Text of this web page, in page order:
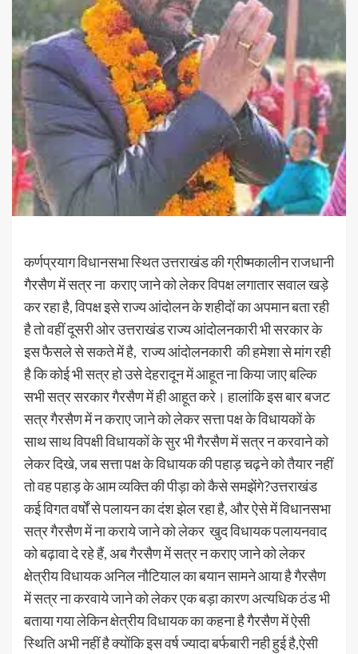
कर्णप्रयाग विधानसभा स्थित उत्तराखंड की ग्रीष्मकालीन राजधानी
गैरसैण में सत्र ना कराए जाने को लेकर विपक्ष लगातार सवाल खड़े
कर रहा है, विपक्ष इसे राज्य आंदोलन के शहीदों का अपमान बता रही
है तो वहीं दूसरी ओर उत्तराखंड राज्य आंदोलनकारी भी सरकार के
इस फैसले से सकते में है, राज्य आंदोलनकारी की हमेशा से मांग रही
है कि कोई भी सत्र हो उसे देहरादून में आहूत ना किया जाए बल्कि
सभी सत्र सरकार गैरसैण में ही आहूत करे। हालांकि इस बार बजट
सत्र गैरसैण में न कराए जाने को लेकर सत्ता पक्ष के विधायकों के
साथ साथ विपक्षी विधायकों के सुर भी गैरसैण में सत्र न करवाने को
लेकर दिखे, जब सत्ता पक्ष के विधायक की पहाड़ चढ़ने को तैयार नहीं
तो वह पहाड़ के आम व्यक्ति की पीड़ा को कैसे समझेंगे?उत्तराखंड
कई विगत वर्षों से पलायन का दंश झेल रहा है, और ऐसे में विधानसभा
सत्र गैरसैण में ना कराये जाने को लेकर खुद विधायक पलायनवाद
को बढ़ावा दे रहे हैं, अब गैरसैण में सत्र न कराए जाने को लेकर
क्षेत्रीय विधायक अनिल नौटियाल का बयान सामने आया है गैरसैण
में सत्र ना करवाये जाने को लेकर एक बड़ा कारण अत्यधिक ठंड भी
बताया गया लेकिन क्षेत्रीय विधायक का कहना है गैरसैण में ऐसी
स्थिति अभी नहीं है क्योंकि इस वर्ष ज्यादा बर्फबारी नही हुई है,ऐसी